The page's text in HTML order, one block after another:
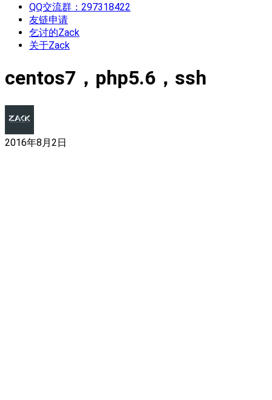
QQ交流群：297318422
友链申请
乞讨的Zack
关于Zack
centos7，php5.6，ssh
2016年8月2日